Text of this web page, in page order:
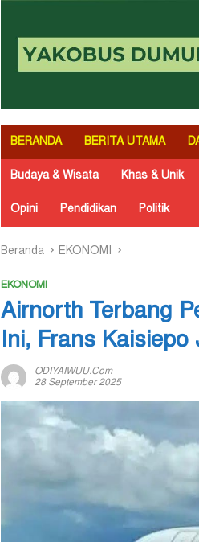
BERANDA BERITA UTAMA
Budaya & Wisata Khas & Unik
Opini Pendidikan Politik
Beranda EKONOMI
EKONOMI
Airnorth Terbang
Ini, Frans
ODIYAIWUU.com
28 September 2025